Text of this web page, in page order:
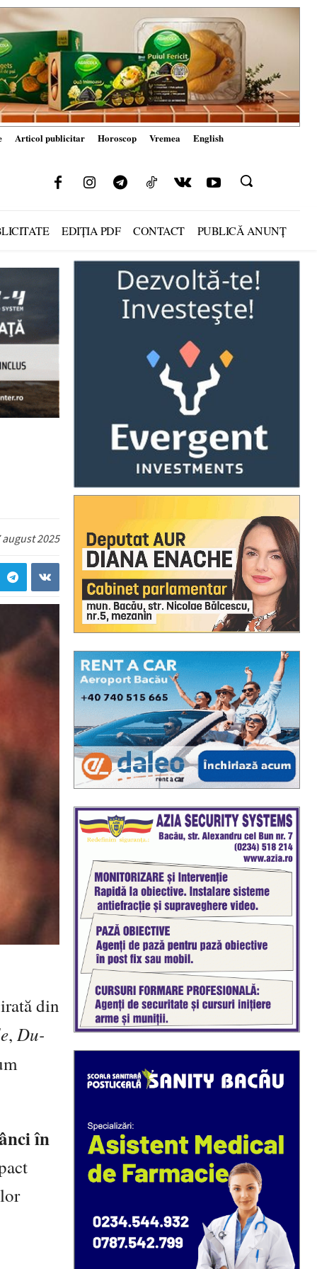
Articol publicitar Horoscop Vremea English
EDIȚIA PDF CONTACT PUBLICĂ ANUNȚ
august 2025
din
, Du-
în